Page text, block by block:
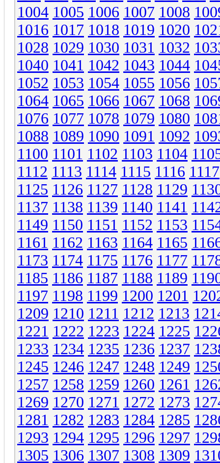
1004 1005 1006 1007 1008
1016 1017 1018 1019 1020
1028 1029 1030 1031 1032
1040 1041 1042 1043 1044
1052 1053 1054 1055 1056
1064 1065 1066 1067 1068
1076 1077 1078 1079 1080
1088 1089 1090 1091 1092
1100 1101 1102 1103 1104
1112 1113 1114 1115 1116 1117
1125 1126 1127 1128 1129
1137 1138 1139 1140 1141
1149 1150 1151 1152 1153
1161 1162 1163 1164 1165
1173 1174 1175 1176 1177
1185 1186 1187 1188 1189
1197 1198 1199 1200 1201
1209 1210 1211 1212 1213
1221 1222 1223 1224 1225
1233 1234 1235 1236 1237
1245 1246 1247 1248 1249
1257 1258 1259 1260 1261
1269 1270 1271 1272 1273
1281 1282 1283 1284 1285
1293 1294 1295 1296 1297
1305 1306 1307 1308 1309